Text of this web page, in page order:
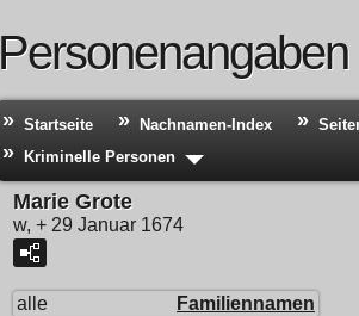
Startseite Nachnamen-Index
Kriminelle Personen
Marie Grote
w, + 29 Januar 1674
alle Familiennamen